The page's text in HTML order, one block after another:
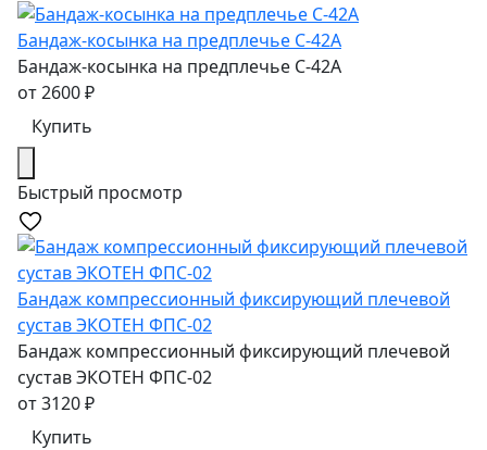
Бандаж-косынка на предплечье C-42A
Бандаж-косынка на предплечье C-42A
от2600₽
Купить
Быстрый просмотр
Бандаж компрессионный фиксирующий плечевой
сустав ЭКОТЕН ФПС-02
Бандаж компрессионный фиксирующий плечевой
сустав ЭКОТЕН ФПС-02
от3120₽
Купить